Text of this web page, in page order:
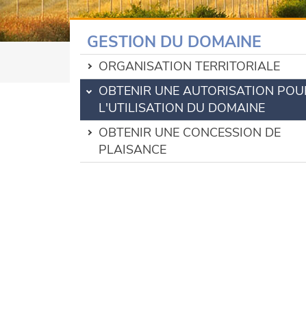
GESTION DU DOMAINE
ORGANISATION TERRITORIALE
OBTENIR UNE AUTORISATION
L'UTILISATION DU DOMAINE
OBTENIR UNE CONCESSION DE
PLAISANCE